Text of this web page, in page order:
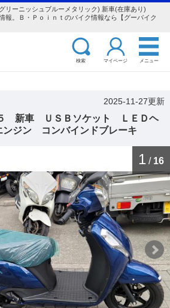
リーニッシュブルーメタリック) 新車(在庫あり)
報。Ｂ・Ｐｏｉｎｔのバイク情報なら【グーバイク
検索 マイページ メニュー
2025-11-27更新
５ 新車 ＵＳＢソケット ＬＥＤヘ
ジン コンバインドブレーキ
1 / 16